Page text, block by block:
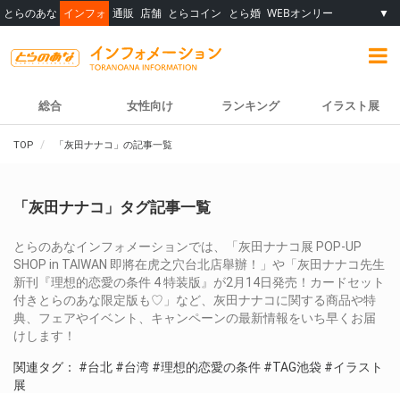
とらのあな インフォ 通販 店舗 とらコイン とら婚 WEBオンリー ▼
総合 女性向け ランキング イラスト展
TOP 「灰田ナナコ」の記事一覧
「灰田ナナコ」タグ記事一覧
とらのあなインフォメーションでは、「灰田ナナコ展 POP-UP
SHOP in TAIWAN 即將在虎之穴台北店舉辦！」や「灰田ナナコ先生
新刊『理想的恋愛の条件 4 特装版』が2月14日発売！カードセット
付きとらのあな限定版も♡」など、灰田ナナコに関する商品や特
典、フェアやイベント、キャンペーンの最新情報をいち早くお届
けします！
関連タグ： #台北 #台湾 #理想的恋愛の条件 #TAG池袋 #イラスト
展